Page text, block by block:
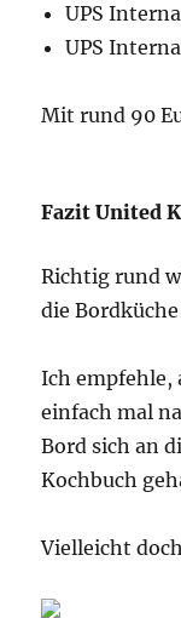
UPS
UPS
Mit rund 90
Fazit United
Richtig rund
die
Ich empfehle,
einfach mal
Bord sich an
Kochbuch
Vielleicht